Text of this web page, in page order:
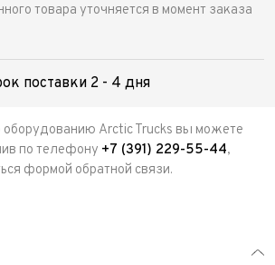
товара уточняется в момент заказа
поставки 2 - 4 дня
Arctic Trucks вы можете
по телефону +7 (391) 229-55-44,
формой обратной связи.